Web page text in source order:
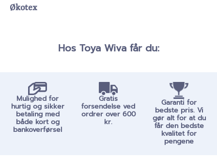
Økotex
Hos Toya Wiva får du:
Mulighed for
hurtig og sikker
betaling med
både kort og
bankoverførsel
Gratis
forsendelse ved
ordrer over 600
kr.
Garanti for
bedste pris. Vi
gør alt for at du
får den bedste
kvalitet for
pengene